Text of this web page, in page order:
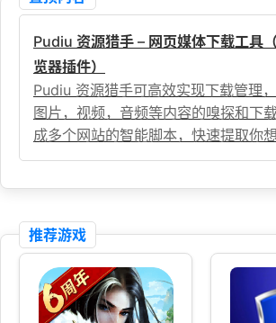
Pudiu 资源猎手 – 网页媒体下载工具
览器插件）
Pudiu 资源猎手可高效实现下载管理
图片，视频，音频等内容的嗅探和下
成多个网站的智能脚本，快速提取你想
推荐游戏